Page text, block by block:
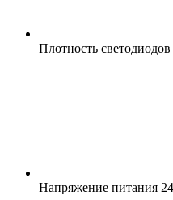
Плотность светодиодов
Напряжение питания